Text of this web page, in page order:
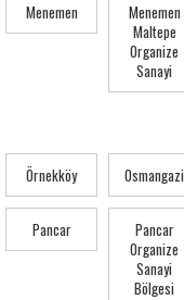
Menemen
Menemen
Maltepe
Organize
Sanayi
Örnekköy Osmangazi
Pancar
Pancar
Organize
Sanayi
Bölgesi